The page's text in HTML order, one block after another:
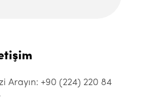
Arayın: +90 (224) 220 84